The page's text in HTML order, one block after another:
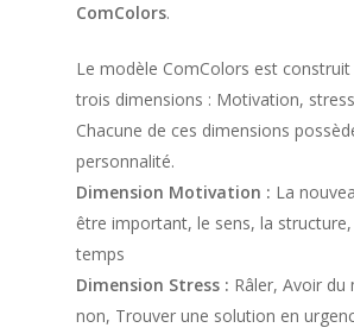
ComColors.
Le modèle ComColors est
trois dimensions : Motivation,
Chacune de ces dimensions
personnalité.
Dimension Motivation : La
être important, le sens, la structure,
temps
Dimension Stress : Râler, Avoir du
non, Trouver une solution en